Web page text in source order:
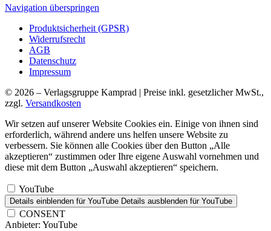
Navigation überspringen
Produktsicherheit (GPSR)
Widerrufsrecht
AGB
Datenschutz
Impressum
© 2026 – Verlagsgruppe Kamprad | Preise inkl. gesetzlicher MwSt.,
zzgl. Versandkosten
Wir setzen auf unserer Website Cookies ein. Einige von ihnen sind
erforderlich, während andere uns helfen unsere Website zu
verbessern. Sie können alle Cookies über den Button „Alle
akzeptieren“ zustimmen oder Ihre eigene Auswahl vornehmen und
diese mit dem Button „Auswahl akzeptieren“ speichern.
YouTube
Details einblenden für YouTube Details ausblenden für YouTube
CONSENT
Anbieter: YouTube